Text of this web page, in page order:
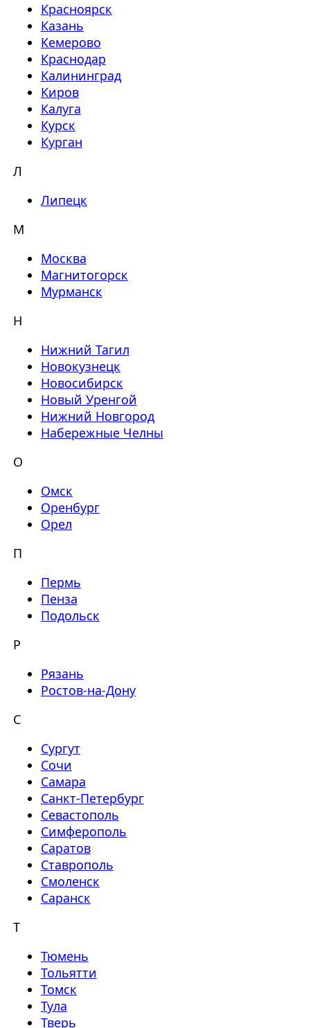
Красноярск
Казань
Кемерово
Краснодар
Калининград
Киров
Калуга
Курск
Курган
Л
Липецк
М
Москва
Магнитогорск
Мурманск
Н
Нижний Тагил
Новокузнецк
Новосибирск
Новый Уренгой
Нижний Новгород
Набережные Челны
О
Омск
Оренбург
Орел
П
Пермь
Пенза
Подольск
Р
Рязань
Ростов-на-Дону
С
Сургут
Сочи
Самара
Санкт-Петербург
Севастополь
Симферополь
Саратов
Ставрополь
Смоленск
Саранск
Т
Тюмень
Тольятти
Томск
Тула
Тверь